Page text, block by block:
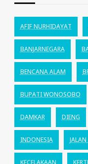
AFIF NURHIDAYAT
BANJARNEGARA
BENCANA ALAM
BUPATI WONOSOBO
DAMKAR DIENG
INDONESIA